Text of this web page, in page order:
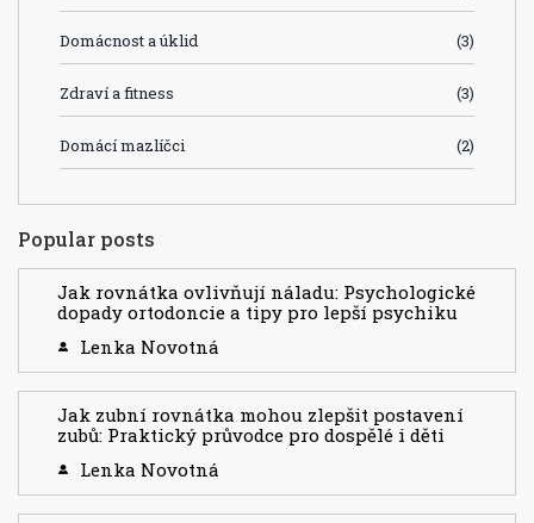
Domácnost a úklid (3)
Zdraví a fitness (3)
Domácí mazlíčci (2)
Popular posts
Jak rovnátka ovlivňují náladu: Psychologické
dopady ortodoncie a tipy pro lepší psychiku
Lenka Novotná
Jak zubní rovnátka mohou zlepšit postavení
zubů: Praktický průvodce pro dospělé i děti
Lenka Novotná